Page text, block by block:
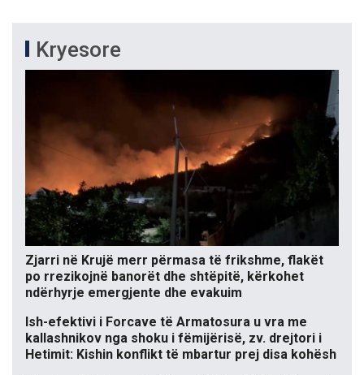
Kryesore
Zjarri në Krujë merr përmasa të frikshme, flakët
po rrezikojnë banorët dhe shtëpitë, kërkohet
ndërhyrje emergjente dhe evakuim
Ish-efektivi i Forcave të Armatosura u vra me
kallashnikov nga shoku i fëmijërisë, zv. drejtori i
Hetimit: Kishin konflikt të mbartur prej disa kohësh